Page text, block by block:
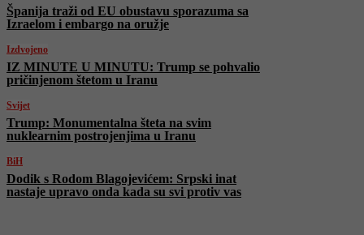
Španija traži od EU obustavu sporazuma sa
Izraelom i embargo na oružje
Izdvojeno
IZ MINUTE U MINUTU: Trump se pohvalio
pričinjenom štetom u Iranu
Svijet
Trump: Monumentalna šteta na svim
nuklearnim postrojenjima u Iranu
BiH
Dodik s Rodom Blagojevićem: Srpski inat
nastaje upravo onda kada su svi protiv vas